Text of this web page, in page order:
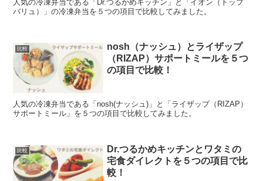
人気の冷凍弁当である「Dr.つるかめキッチン」と「イオン（トップ
バリュ）」の冷凍弁当を５つの項目で比較してみました。
比較
nosh（ナッシュ）とライザップ
（RIZAP）サポートミールを５つ
の項目で比較！
人気の冷凍弁当である「nosh(ナッシュ)」と「ライザップ（RIZAP）
サポートミール」を５つの項目で比較してみました。
比較
Dr.つるかめキッチンとワタミの
宅食ダイレクトを５つの項目で比
較！